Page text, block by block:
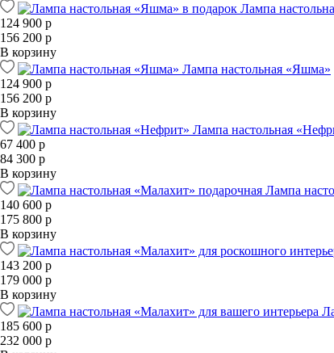
Лампа
124 900 р
156 200 р
В корзину
Лампа настольная «Яшма»
124 900 р
156 200 р
В корзину
Лампа настольная
67 400 р
84 300 р
В корзину
Лампа
140 600 р
175 800 р
В корзину
143 200 р
179 000 р
В корзину
185 600 р
232 000 р